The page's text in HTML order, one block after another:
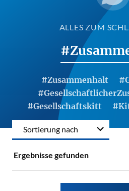
ALLES ZUM
#Zusammenhalt
#Gesellschaftskitt
Ergebnisse gefunden
Sortierung nach